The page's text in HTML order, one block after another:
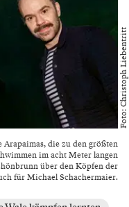
Arapaimas, die zu den größten
im acht Meter langen
über den Köpfen der
für Michael Schachermaier.
Foto: Christoph Liebentritt